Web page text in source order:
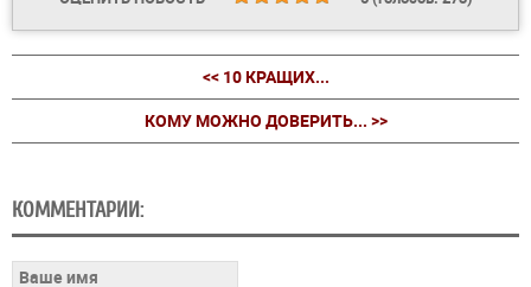
<< 10 КРАЩИХ...
КОМУ МОЖНО ДОВЕРИТЬ... >>
КОММЕНТАРИИ: